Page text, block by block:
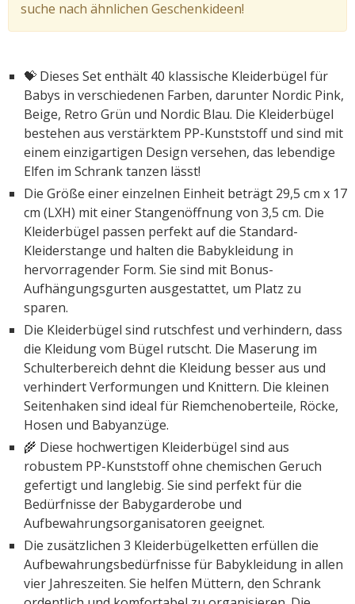
suche nach ähnlichen Geschenkideen!
💝 Dieses Set enthält 40 klassische Kleiderbügel für
Babys in verschiedenen Farben, darunter Nordic Pink,
Beige, Retro Grün und Nordic Blau. Die Kleiderbügel
bestehen aus verstärktem PP-Kunststoff und sind mit
einem einzigartigen Design versehen, das lebendige
Elfen im Schrank tanzen lässt!
Die Größe einer einzelnen Einheit beträgt 29,5 cm x 17
cm (LXH) mit einer Stangenöffnung von 3,5 cm. Die
Kleiderbügel passen perfekt auf die Standard-
Kleiderstange und halten die Babykleidung in
hervorragender Form. Sie sind mit Bonus-
Aufhängungsgurten ausgestattet, um Platz zu
sparen.
Die Kleiderbügel sind rutschfest und verhindern, dass
die Kleidung vom Bügel rutscht. Die Maserung im
Schulterbereich dehnt die Kleidung besser aus und
verhindert Verformungen und Knittern. Die kleinen
Seitenhaken sind ideal für Riemchenoberteile, Röcke,
Hosen und Babyanzüge.
🌾 Diese hochwertigen Kleiderbügel sind aus
robustem PP-Kunststoff ohne chemischen Geruch
gefertigt und langlebig. Sie sind perfekt für die
Bedürfnisse der Babygarderobe und
Aufbewahrungsorganisatoren geeignet.
Die zusätzlichen 3 Kleiderbügelketten erfüllen die
Aufbewahrungsbedürfnisse für Babykleidung in allen
vier Jahreszeiten. Sie helfen Müttern, den Schrank